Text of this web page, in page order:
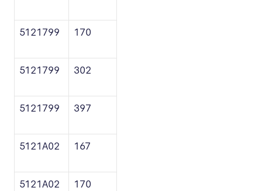
5121799 170
5121799 302
5121799 397
5121A02 167
5121A02 170